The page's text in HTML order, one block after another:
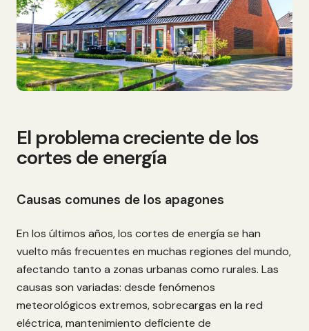
El problema creciente de los
cortes de energía
Causas comunes de los apagones
En los últimos años, los cortes de energía se han
vuelto más frecuentes en muchas regiones del mundo,
afectando tanto a zonas urbanas como rurales. Las
causas son variadas: desde fenómenos
meteorológicos extremos, sobrecargas en la red
eléctrica, mantenimiento deficiente de